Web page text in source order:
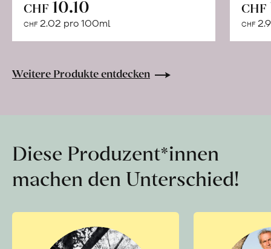
CHF 10.10
CHF 2.02 pro 100ml
Warenkorb
CHF
CHF
Weitere Produkte entdecken
Diese Produzent*innen
machen den Unterschied!